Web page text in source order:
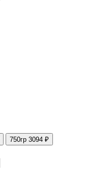
750гр 3094 ₽